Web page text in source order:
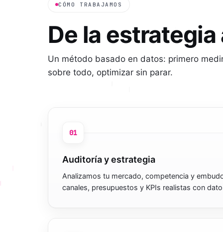
CÓMO TRABAJAMOS
De la
Un método basado en datos: primero
sobre todo, optimizar sin parar.
01
Auditoría y estrategia
Analizamos tu mercado, competencia y
canales, presupuestos y KPIs realistas con